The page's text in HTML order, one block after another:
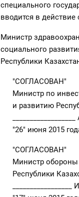
специального
вводится в действие
Министр
социального
Республики
"СОГЛАСОВАН"
Министр по
и развитию
"26" июня 2015
"СОГЛАСОВАН"
Министр обороны
Республики
_________________